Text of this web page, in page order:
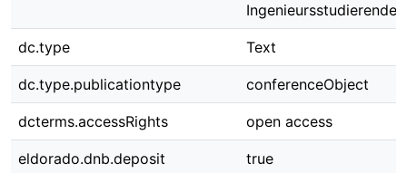
Ingenieursstudierenden
dc.type Text
dc.type.publicationtype conferenceObject
dcterms.accessRights open access
eldorado.dnb.deposit true